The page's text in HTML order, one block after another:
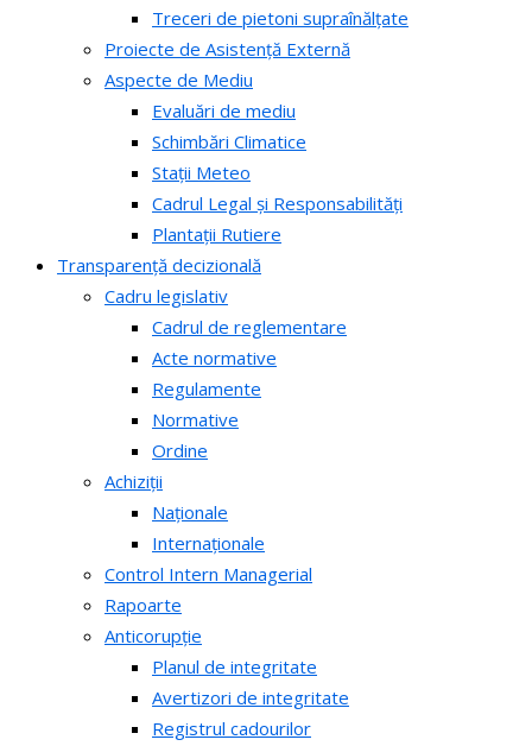
Treceri de pietoni supraînălțate
Proiecte de Asistență Externă
Aspecte de Mediu
Evaluări de mediu
Schimbări Climatice
Stații Meteo
Cadrul Legal și Responsabilități
Plantații Rutiere
Transparență decizională
Cadru legislativ
Cadrul de reglementare
Acte normative
Regulamente
Normative
Ordine
Achiziții
Naționale
Internaționale
Control Intern Managerial
Rapoarte
Anticorupție
Planul de integritate
Avertizori de integritate
Registrul cadourilor